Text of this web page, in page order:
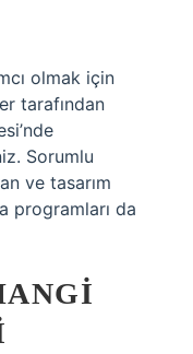
olmak için
tarafından
Sorumlu
ve tasarım
programları da